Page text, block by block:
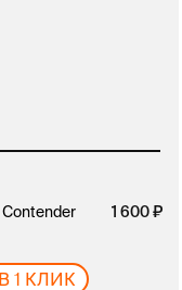
1 600
1 КЛИК